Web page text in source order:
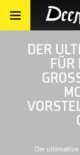
DER
FÜR
Der